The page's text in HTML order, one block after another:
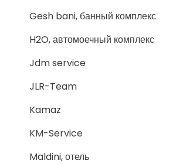
Gesh bani, банный комплекс
H2O, автомоечный комплекс
Jdm service
JLR-Team
Kamaz
KM-Service
Maldini, отель